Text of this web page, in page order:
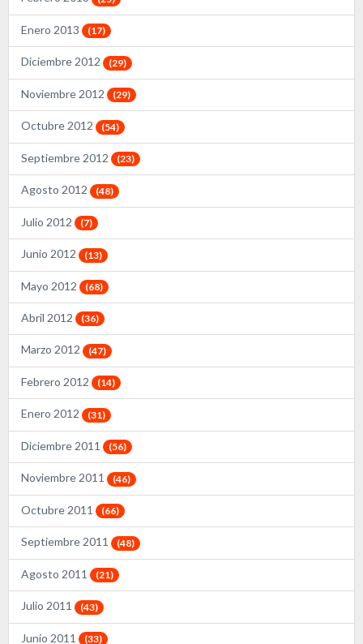
Enero 2013 (17)
Diciembre 2012 (29)
Noviembre 2012 (29)
Octubre 2012 (54)
Septiembre 2012 (23)
Agosto 2012 (48)
Julio 2012 (7)
Junio 2012 (13)
Mayo 2012 (68)
Abril 2012 (36)
Marzo 2012 (47)
Febrero 2012 (14)
Enero 2012 (31)
Diciembre 2011 (56)
Noviembre 2011 (46)
Octubre 2011 (66)
Septiembre 2011 (48)
Agosto 2011 (21)
Julio 2011 (43)
Junio 2011 (33)